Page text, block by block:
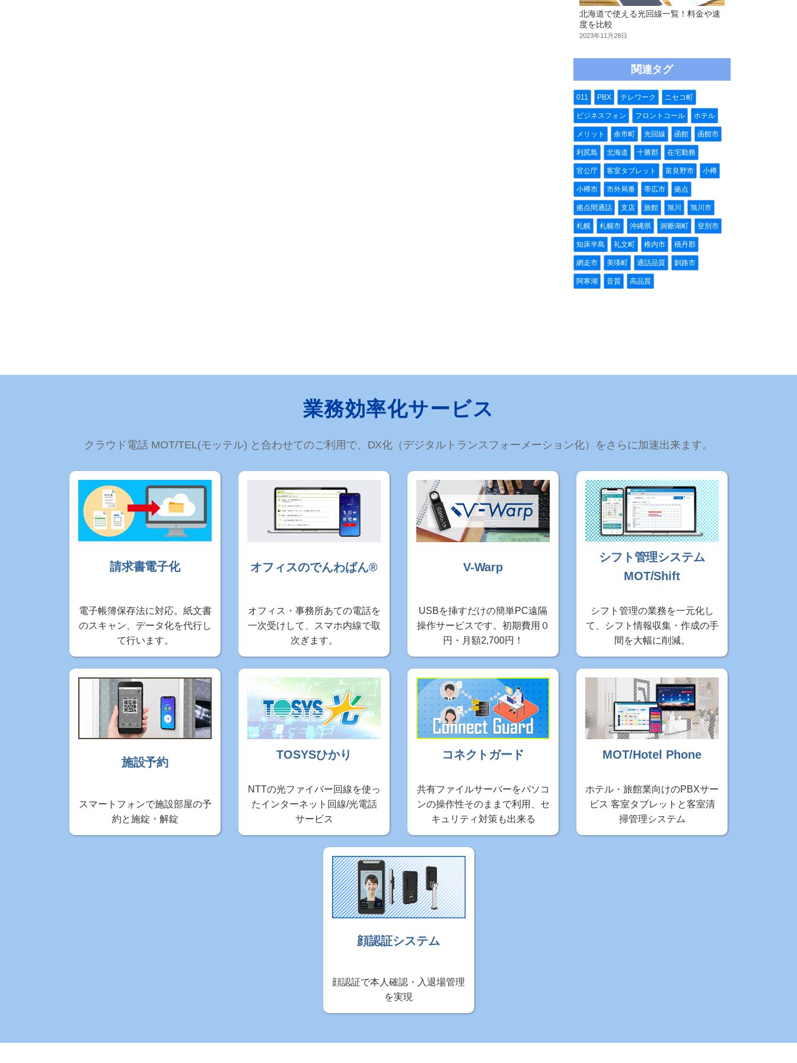
北海道で使える光回線一覧！料金や速
度を比較
2023年11月28日
関連タグ
011 PBX テレワーク ニセコ町
ビジネスフォン フロントコール ホテル
メリット 余市町 光回線 函館 函館市
利尻島 北海道 十勝郡 在宅勤務
官公庁 客室タブレット 富良野市 小樽
小樽市 市外局番 帯広市 拠点
拠点間通話 支店 旅館 旭川 旭川市
札幌 札幌市 沖縄県 洞爺湖町 登別市
知床半島 礼文町 稚内市 積丹郡
網走市 美瑛町 通話品質 釧路市
阿寒湖 音質 高品質
業務効率化サービス
クラウド電話 MOT/TEL(モッテル) と合わせてのご利用で、DX化（デジタルトランスフォーメーション化）をさらに加速出来ます。
請求書電子化
電子帳簿保存法に対応。紙文書
のスキャン、データ化を代行し
て行います。
オフィスのでんわばん®
オフィス・事務所あての電話を
一次受けして、スマホ内線で取
次ぎます。
V-Warp
USBを挿すだけの簡単PC遠隔
操作サービスです。初期費用０
円・月額2,700円！
シフト管理システム
MOT/Shift
シフト管理の業務を一元化し
て、シフト情報収集・作成の手
間を大幅に削減。
施設予約
スマートフォンで施設部屋の予
約と施錠・解錠
TOSYSひかり
NTTの光ファイバー回線を使っ
たインターネット回線/光電話
サービス
コネクトガード
共有ファイルサーバーをパソコ
ンの操作性そのままで利用、セ
キュリティ対策も出来る
MOT/Hotel Phone
ホテル・旅館業向けのPBXサー
ビス 客室タブレットと客室清
掃管理システム
顔認証システム
顔認証で本人確認・入退場管理
を実現